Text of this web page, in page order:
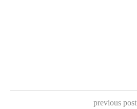
previous post